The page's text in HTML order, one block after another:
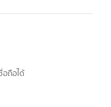
อถือได้